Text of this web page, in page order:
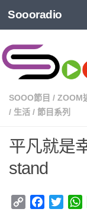
Soooradio
SOOO節目 / ZOOM
/ 生活 / 節目系列
平凡就是
stand
Copy
Facebook